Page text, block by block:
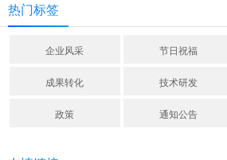
热门标签
企业风采 节日祝福
成果转化 技术研发
政策 通知公告